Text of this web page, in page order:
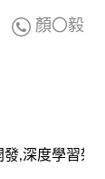
顏〇毅
,深度學習架